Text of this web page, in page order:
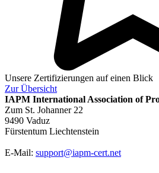
Unsere Zertifizierungen auf einen Blick
ZurÜbersicht
IAPM International Association of
Zum St. Johanner 22
9490 Vaduz
Fürstentum Liechtenstein
E-Mail: support@iapm-cert.net